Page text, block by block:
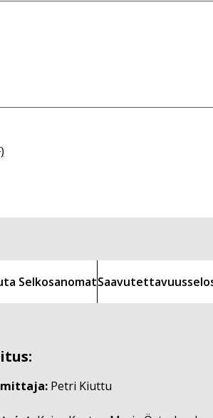
Selkosanomat
Petri Kiuttu